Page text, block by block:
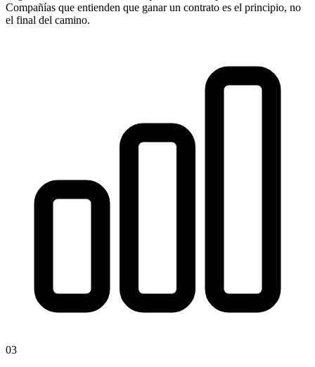
Compañías que entienden que ganar un contrato es el principio, no
el final del camino.
03